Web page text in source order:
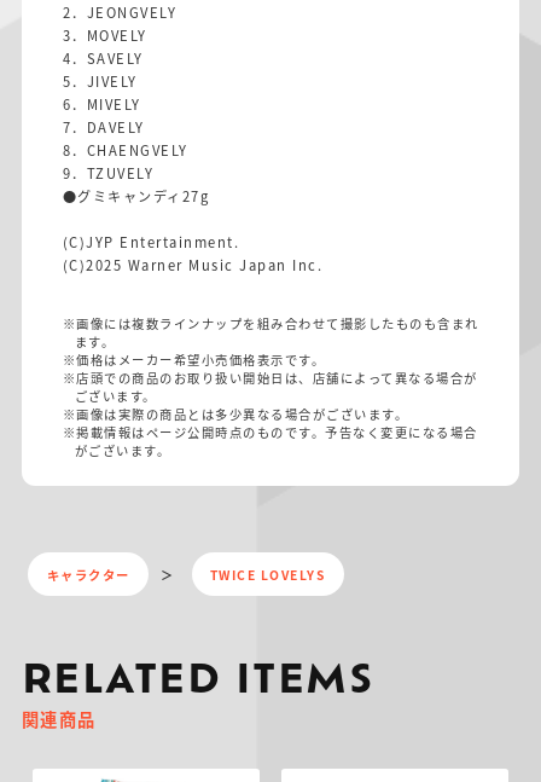
2．JEONGVELY
3．MOVELY
4．SAVELY
5．JIVELY
6．MIVELY
7．DAVELY
8．CHAENGVELY
9．TZUVELY
●グミキャンディ27g
(C)JYP Entertainment.
(C)2025 Warner Music Japan Inc.
※画像には複数ラインナップを組み合わせて撮影したものも含まれ
ます。
※価格はメーカー希望小売価格表示です。
※店頭での商品のお取り扱い開始日は、店舗によって異なる場合が
ございます。
※画像は実際の商品とは多少異なる場合がございます。
※掲載情報はページ公開時点のものです。予告なく変更になる場合
がございます。
キャラクター TWICE LOVELYS
RELATED ITEMS
関連商品